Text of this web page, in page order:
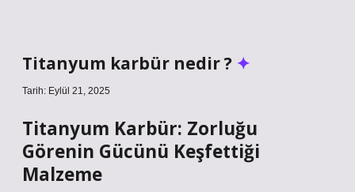
Titanyum karbür nedir ?
Tarih: Eylül 21, 2025
Titanyum Karbür: Zorluğu
Görenin Gücünü Keşfettiği
Malzeme